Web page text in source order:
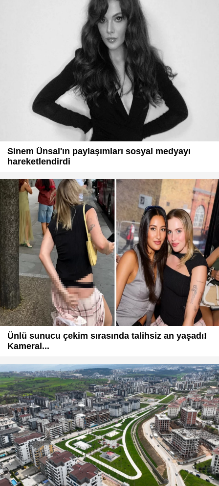
Sinem Ünsal'ın paylaşımları sosyal medyayı
hareketlendirdi
Ünlü sunucu çekim sırasında talihsiz an yaşadı!
Kameral...